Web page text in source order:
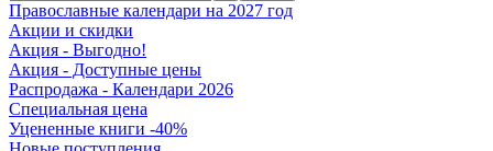
Православные календари на 2027 год
Акции и скидки
Акция - Выгодно!
Акция - Доступные цены
Распродажа - Календари 2026
Специальная цена
Уцененные книги -40%